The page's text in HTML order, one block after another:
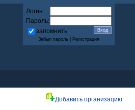
Логин:
Пароль:
запомнить
Забыл пароль Регистрация
Добавить организацию